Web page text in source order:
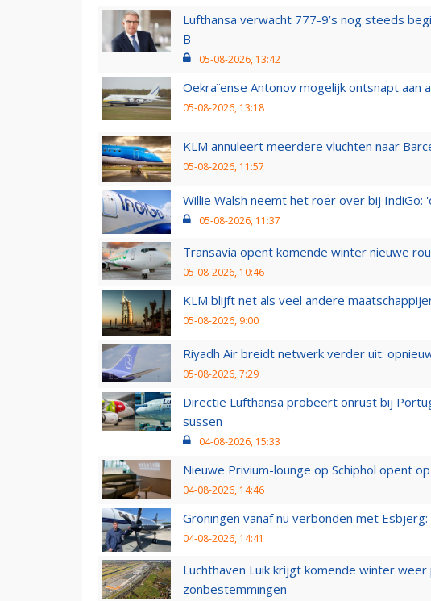
Lufthansa verwacht 777-9’s nog steeds
B
05-08-2026, 13:42
Oekraïense Antonov mogelijk ontsnapt aan
05-08-2026, 13:18
KLM annuleert meerdere vluchten naar
05-08-2026, 11:57
Willie Walsh neemt het roer over bij IndiGo:
05-08-2026, 11:37
Transavia opent komende winter nieuwe
05-08-2026, 10:46
KLM blijft net als veel andere
05-08-2026, 9:00
Riyadh Air breidt netwerk verder uit:
05-08-2026, 7:29
Directie Lufthansa probeert onrust bij
sussen
04-08-2026, 15:33
Nieuwe Privium-lounge op Schiphol opent
04-08-2026, 14:46
Groningen vanaf nu verbonden met
04-08-2026, 14:41
Luchthaven Luik krijgt komende winter
zonbestemmingen